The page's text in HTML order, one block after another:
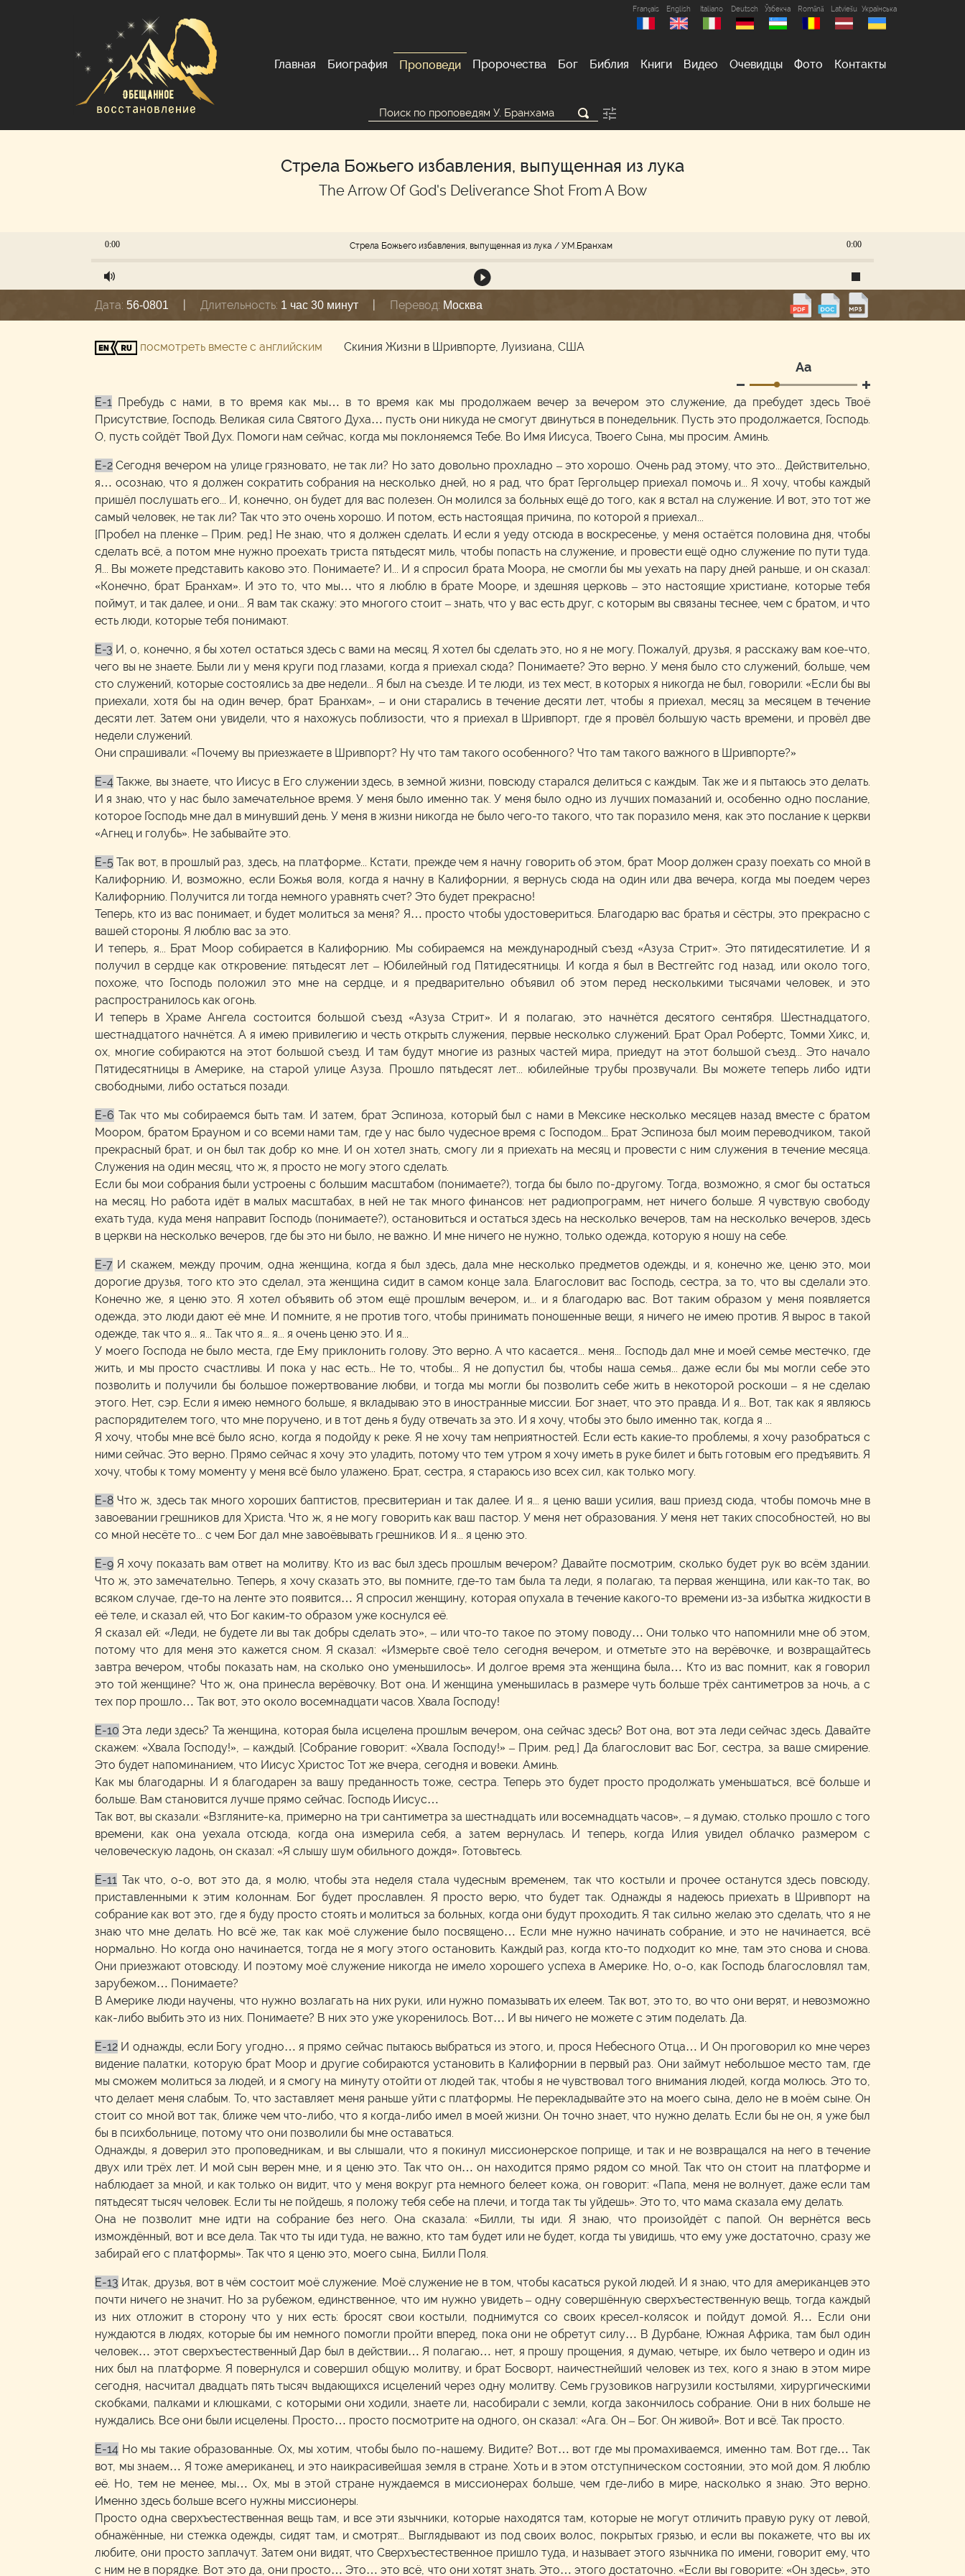
Français English Italiano Deutsch Ўзбекча Română Latviešu Українська
Главная Биография Проповеди Пророчества Бог Библия Книги Видео Очевидцы Фото Контакты
Стрела Божьего избавления, выпущенная из лука
The Arrow Of God's Deliverance Shot From A Bow
Стрела Божьего избавления, выпущенная из лука / У.М.Бранхам
0:00 0:00
Дата: 56-0801 Длительность: 1 час 30 минут Перевод: Москва
посмотреть вместе с английским Скиния Жизни в Шривпорте, Луизиана, США
Аа
E-1 Пребудь с нами, в то время как мы… в то время как мы продолжаем вечер за вечером это служение, да пребудет здесь Твоё
Присутствие, Господь. Великая сила Святого Духа… пусть они никуда не смогут двинуться в понедельник. Пусть это продолжается, Господь.
О, пусть сойдёт Твой Дух. Помоги нам сейчас, когда мы поклоняемся Тебе. Во Имя Иисуса, Твоего Сына, мы просим. Аминь.
E-2 Сегодня вечером на улице грязновато, не так ли? Но зато довольно прохладно – это хорошо. Очень рад этому, что это... Действительно,
я… осознаю, что я должен сократить собрания на несколько дней, но я рад, что брат Гергольцер приехал помочь и... Я хочу, чтобы каждый
пришёл послушать его... И, конечно, он будет для вас полезен. Он молился за больных ещё до того, как я встал на служение. И вот, это тот же
самый человек, не так ли? Так что это очень хорошо. И потом, есть настоящая причина, по которой я приехал...
[Пробел на пленке – Прим. ред.] Не знаю, что я должен сделать. И если я уеду отсюда в воскресенье, у меня остаётся половина дня, чтобы
сделать всё, а потом мне нужно проехать триста пятьдесят миль, чтобы попасть на служение, и провести ещё одно служение по пути туда.
Я... Вы можете представить каково это. Понимаете? И... И я спросил брата Моора, не смогли бы мы уехать на пару дней раньше, и он сказал:
«Конечно, брат Бранхам». И это то, что мы… что я люблю в брате Мооре, и здешняя церковь – это настоящие христиане, которые тебя
поймут, и так далее, и они... Я вам так скажу: это многого стоит – знать, что у вас есть друг, с которым вы связаны теснее, чем с братом, и что
есть люди, которые тебя понимают.
E-3 И, о, конечно, я бы хотел остаться здесь с вами на месяц. Я хотел бы сделать это, но я не могу. Пожалуй, друзья, я расскажу вам кое-что,
чего вы не знаете. Были ли у меня круги под глазами, когда я приехал сюда? Понимаете? Это верно. У меня было сто служений, больше, чем
сто служений, которые состоялись за две недели... Я был на съезде. И те люди, из тех мест, в которых я никогда не был, говорили: «Если бы вы
приехали, хотя бы на один вечер, брат Бранхам», – и они старались в течение десяти лет, чтобы я приехал, месяц за месяцем в течение
десяти лет. Затем они увидели, что я нахожусь поблизости, что я приехал в Шривпорт, где я провёл большую часть времени, и провёл две
недели служений.
Они спрашивали: «Почему вы приезжаете в Шривпорт? Ну что там такого особенного? Что там такого важного в Шривпорте?»
E-4 Также, вы знаете, что Иисус в Его служении здесь, в земной жизни, повсюду старался делиться с каждым. Так же и я пытаюсь это делать.
И я знаю, что у нас было замечательное время. У меня было именно так. У меня было одно из лучших помазаний и, особенно одно послание,
которое Господь мне дал в минувший день. У меня в жизни никогда не было чего-то такого, что так поразило меня, как это послание к церкви
«Агнец и голубь». Не забывайте это.
E-5 Так вот, в прошлый раз, здесь, на платформе... Кстати, прежде чем я начну говорить об этом, брат Моор должен сразу поехать со мной в
Калифорнию. И, возможно, если Божья воля, когда я начну в Калифорнии, я вернусь сюда на один или два вечера, когда мы поедем через
Калифорнию. Получится ли тогда немного уравнять счет? Это будет прекрасно!
Теперь, кто из вас понимает, и будет молиться за меня? Я… просто чтобы удостовериться. Благодарю вас братья и сёстры, это прекрасно с
вашей стороны. Я люблю вас за это.
И теперь, я... Брат Моор собирается в Калифорнию. Мы собираемся на международный съезд «Азуза Стрит». Это пятидесятилетие. И я
получил в сердце как откровение: пятьдесят лет – Юбилейный год Пятидесятницы. И когда я был в Вестгейтс год назад, или около того,
похоже, что Господь положил это мне на сердце, и я предварительно объявил об этом перед несколькими тысячами человек, и это
распространилось как огонь.
И теперь в Храме Ангела состоится большой съезд «Азуза Стрит». И я полагаю, это начнётся десятого сентября. Шестнадцатого,
шестнадцатого начнётся. А я имею привилегию и честь открыть служения, первые несколько служений. Брат Орал Робертс, Томми Хикс, и,
ох, многие собираются на этот большой съезд. И там будут многие из разных частей мира, приедут на этот большой съезд... Это начало
Пятидесятницы в Америке, на старой улице Азуза. Прошло пятьдесят лет... юбилейные трубы прозвучали. Вы можете теперь либо идти
свободными, либо остаться позади.
E-6 Так что мы собираемся быть там. И затем, брат Эспиноза, который был с нами в Мексике несколько месяцев назад вместе с братом
Моором, братом Брауном и со всеми нами там, где у нас было чудесное время с Господом... Брат Эспиноза был моим переводчиком, такой
прекрасный брат, и он был так добр ко мне. И он хотел знать, смогу ли я приехать на месяц и провести с ним служения в течение месяца.
Служения на один месяц, что ж, я просто не могу этого сделать.
Если бы мои собрания были устроены с большим масштабом (понимаете?), тогда бы было по-другому. Тогда, возможно, я смог бы остаться
на месяц. Но работа идёт в малых масштабах, в ней не так много финансов: нет радиопрограмм, нет ничего больше. Я чувствую свободу
ехать туда, куда меня направит Господь (понимаете?), остановиться и остаться здесь на несколько вечеров, там на несколько вечеров, здесь
в церкви на несколько вечеров, где бы это ни было, не важно. И мне ничего не нужно, только одежда, которую я ношу на себе.
E-7 И скажем, между прочим, одна женщина, когда я был здесь, дала мне несколько предметов одежды, и я, конечно же, ценю это, мои
дорогие друзья, того кто это сделал, эта женщина сидит в самом конце зала. Благословит вас Господь, сестра, за то, что вы сделали это.
Конечно же, я ценю это. Я хотел объявить об этом ещё прошлым вечером, и... и я благодарю вас. Вот таким образом у меня появляется
одежда, это люди дают её мне. И помните, я не против того, чтобы принимать поношенные вещи, я ничего не имею против. Я вырос в такой
одежде, так что я... я... Так что я... я... я очень ценю это. И я...
У моего Господа не было места, где Ему приклонить голову. Это верно. А что касается... меня... Господь дал мне и моей семье местечко, где
жить, и мы просто счастливы. И пока у нас есть... Не то, чтобы... Я не допустил бы, чтобы наша семья... даже если бы мы могли себе это
позволить и получили бы большое пожертвование любви, и тогда мы могли бы позволить себе жить в некоторой роскоши – я не сделаю
этого. Нет, сэр. Если я имею немного больше, я вкладываю это в иностранные миссии. Бог знает, что это правда. И я... Вот, так как я являюсь
распорядителем того, что мне поручено, и в тот день я буду отвечать за это. И я хочу, чтобы это было именно так, когда я ...
Я хочу, чтобы мне всё было ясно, когда я подойду к реке. Я не хочу там неприятностей. Если есть какие-то проблемы, я хочу разобраться с
ними сейчас. Это верно. Прямо сейчас я хочу это уладить, потому что тем утром я хочу иметь в руке билет и быть готовым его предъявить. Я
хочу, чтобы к тому моменту у меня всё было улажено. Брат, сестра, я стараюсь изо всех сил, как только могу.
E-8 Что ж, здесь так много хороших баптистов, пресвитериан и так далее. И я... я ценю ваши усилия, ваш приезд сюда, чтобы помочь мне в
завоевании грешников для Христа. Что ж, я не могу говорить как ваш пастор. У меня нет образования. У меня нет таких способностей, но вы
со мной несёте то... с чем Бог дал мне завоёвывать грешников. И я... я ценю это.
E-9 Я хочу показать вам ответ на молитву. Кто из вас был здесь прошлым вечером? Давайте посмотрим, сколько будет рук во всём здании.
Что ж, это замечательно. Теперь, я хочу сказать это, вы помните, где-то там была та леди, я полагаю, та первая женщина, или как-то так, во
всяком случае, где-то на ленте это появится… Я спросил женщину, которая опухала в течение какого-то времени из-за избытка жидкости в
её теле, и сказал ей, что Бог каким-то образом уже коснулся её.
Я сказал ей: «Леди, не будете ли вы так добры сделать это», – или что-то такое по этому поводу… Они только что напомнили мне об этом,
потому что для меня это кажется сном. Я сказал: «Измерьте своё тело сегодня вечером, и отметьте это на верёвочке, и возвращайтесь
завтра вечером, чтобы показать нам, на сколько оно уменьшилось». И долгое время эта женщина была… Кто из вас помнит, как я говорил
это той женщине? Что ж, она принесла верёвочку. Вот она. И женщина уменьшилась в размере чуть больше трёх сантиметров за ночь, а с
тех пор прошло… Так вот, это около восемнадцати часов. Хвала Господу!
E-10 Эта леди здесь? Та женщина, которая была исцелена прошлым вечером, она сейчас здесь? Вот она, вот эта леди сейчас здесь. Давайте
скажем: «Хвала Господу!», – каждый. [Собрание говорит: «Хвала Господу!» – Прим. ред.] Да благословит вас Бог, сестра, за ваше смирение.
Это будет напоминанием, что Иисус Христос Тот же вчера, сегодня и вовеки. Аминь.
Как мы благодарны. И я благодарен за вашу преданность тоже, сестра. Теперь это будет просто продолжать уменьшаться, всё больше и
больше. Вам становится лучше прямо сейчас. Господь Иисус…
Так вот, вы сказали: «Взгляните-ка, примерно на три сантиметра за шестнадцать или восемнадцать часов», – я думаю, столько прошло с того
времени, как она уехала отсюда, когда она измерила себя, а затем вернулась. И теперь, когда Илия увидел облачко размером с
человеческую ладонь, он сказал: «Я слышу шум обильного дождя». Готовьтесь.
E-11 Так что, о-о, вот это да, я молю, чтобы эта неделя стала чудесным временем, так что костыли и прочее останутся здесь повсюду,
приставленными к этим колоннам. Бог будет прославлен. Я просто верю, что будет так. Однажды я надеюсь приехать в Шривпорт на
собрание как вот это, где я буду просто стоять и молиться за больных, когда они будут проходить. Я так сильно желаю это сделать, что я не
знаю что мне делать. Но всё же, так как моё служение было посвящено… Если мне нужно начинать собрание, и это не начинается, всё
нормально. Но когда оно начинается, тогда не я могу этого остановить. Каждый раз, когда кто-то подходит ко мне, там это снова и снова.
Они приезжают отовсюду. И поэтому моё служение никогда не имело хорошего успеха в Америке. Но, о-о, как Господь благословлял там,
зарубежом… Понимаете?
В Америке люди научены, что нужно возлагать на них руки, или нужно помазывать их елеем. Так вот, это то, во что они верят, и невозможно
как-либо выбить это из них. Понимаете? В них это уже укоренилось. Вот… И вы ничего не можете с этим поделать. Да.
E-12 И однажды, если Богу угодно… я прямо сейчас пытаюсь выбраться из этого, и, прося Небесного Отца… И Он проговорил ко мне через
видение палатки, которую брат Моор и другие собираются установить в Калифорнии в первый раз. Они займут небольшое место там, где
мы сможем молиться за людей, и я смогу на минуту отойти от людей так, чтобы я не чувствовал того внимания людей, когда молюсь. Это то,
что делает меня слабым. То, что заставляет меня раньше уйти с платформы. Не перекладывайте это на моего сына, дело не в моём сыне. Он
стоит со мной вот так, ближе чем что-либо, что я когда-либо имел в моей жизни. Он точно знает, что нужно делать. Если бы не он, я уже был
бы в психбольнице, потому что они позволили бы мне оставаться.
Однажды, я доверил это проповедникам, и вы слышали, что я покинул миссионерское поприще, и так и не возвращался на него в течение
двух или трёх лет. И мой сын верен мне, и я ценю это. Так что он… он находится прямо рядом со мной. Так что он стоит на платформе и
наблюдает за мной, и как только он видит, что у меня вокруг рта немного белеет кожа, он говорит: «Папа, меня не волнует, даже если там
пятьдесят тысяч человек. Если ты не пойдешь, я положу тебя себе на плечи, и тогда так ты уйдешь». Это то, что мама сказала ему делать.
Она не позволит мне идти на собрание без него. Она сказала: «Билли, ты иди. Я знаю, что произойдёт с папой. Он вернётся весь
измождённый, вот и все дела. Так что ты иди туда, не важно, кто там будет или не будет, когда ты увидишь, что ему уже достаточно, сразу же
забирай его с платформы». Так что я ценю это, моего сына, Билли Поля.
E-13 Итак, друзья, вот в чём состоит моё служение. Моё служение не в том, чтобы касаться рукой людей. И я знаю, что для американцев это
почти ничего не значит. Но за рубежом, единственное, что им нужно увидеть – одну совершённую сверхъестественную вещь, тогда каждый
из них отложит в сторону что у них есть: бросят свои костыли, поднимутся со своих кресел-колясок и пойдут домой. Я… Если они
нуждаются в людях, которые бы им немного помогли пройти вперед, пока они не обретут силу… В Дурбане, Южная Африка, там был один
человек… этот сверхъестественный Дар был в действии… Я полагаю… нет, я прошу прощения, я думаю, четыре, их было четверо и один из
них был на платформе. Я повернулся и совершил общую молитву, и брат Босворт, наичестнейший человек из тех, кого я знаю в этом мире
сегодня, насчитал двадцать пять тысяч выдающихся исцелений через одну молитву. Семь грузовиков нагрузили костылями, хирургическими
скобками, палками и клюшками, с которыми они ходили, знаете ли, насобирали с земли, когда закончилось собрание. Они в них больше не
нуждались. Все они были исцелены. Просто… просто посмотрите на одного, он сказал: «Ага. Он – Бог. Он живой». Вот и всё. Так просто.
E-14 Но мы такие образованные. Ох, мы хотим, чтобы было по-нашему. Видите? Вот… вот где мы промахиваемся, именно там. Вот где… Так
вот, мы знаем… Я тоже американец, и это наикрасивейшая земля в стране. Хоть и в этом отступническом состоянии, это мой дом. Я люблю
её. Но, тем не менее, мы… Ох, мы в этой стране нуждаемся в миссионерах больше, чем где-либо в мире, насколько я знаю. Это верно.
Именно здесь больше всего нужны миссионеры.
Просто одна сверхъестественная вещь там, и все эти язычники, которые находятся там, которые не могут отличить правую руку от левой,
обнажённые, ни стежка одежды, сидят там, и смотрят... Выглядывают из под своих волос, покрытых грязью, и если вы покажете, что вы их
любите, они просто заплачут. Затем они видят, что Сверхъестественное пришло туда, и называет этого язычника по имени, говорит ему, что
с ним не в порядке. Вот это да, они просто… Это… это всё, что они хотят знать. Это… этого достаточно. «Если вы говорите: «Он здесь», это